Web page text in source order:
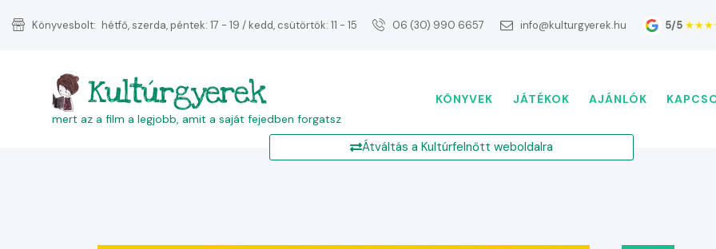
Könyvesbolt: hétfő, szerda, péntek: 17 - 19 / kedd, csütörtök: 11 - 15 06 (30) 990 6657 info@kulturgyerek.hu 5/5
Kultúrgyerek
mert az a film a legjobb, amit a saját fejedben forgatsz
KÖNYVEK JÁTÉKOK AJÁNLÓK
Átváltás a Kultúrfelnőtt weboldalra